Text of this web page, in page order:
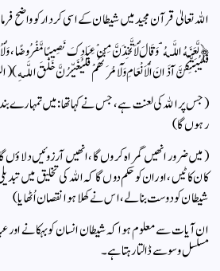
اللہ تعالیٰ قرآن مجید میں شیطان کے اسی کردار کو واضح
﴿لَّعَنَهُ اللَّـهُ ۘ وَقَالَ لَأَتَّخِذَنَّ مِنْ عِبَادِكَ نَصِيبًا مَّفْرُوضًا ،
فَلَيُبَتِّكُنَّ آذَانَ الْأَنْعَامِ وَلَآمُرَنَّهُمْ فَلَيُغَيِّرُنَّ خَلْقَ اللَّـهِ ) ( النساء:
(جس پر اﷲ کی لعنت ہے ، جس نے کہا تھا : میں
رہوں گا)
(میں ضرور انھیں گمراہ کروں گا ، انھیں آرزوئیں دلاؤں
کان کاٹیں ، اوران کو حکم دوں گا کہ اﷲ کی تخلیق میں
شیطان کو دوست بنالے ، اس نے کھلا ہوا نقصان اُٹھایا)
ان آیات سے معلوم ہوا کہ شیطان انسان کو بہکانے
مسلسل وسوسے ڈالتا رہتا ہے۔